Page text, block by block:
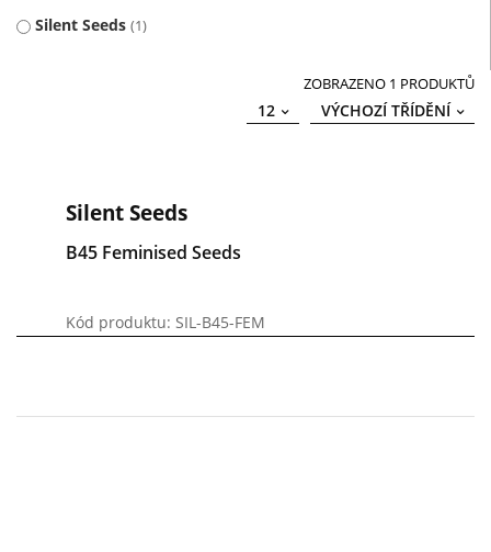
Silent Seeds 1
ZOBRAZENO 1 PRODUKTŮ
VÝCHOZÍ TŘÍDĚNÍ
12
Silent Seeds
B45 Feminised Seeds
Kód produktu: SIL-B45-FEM